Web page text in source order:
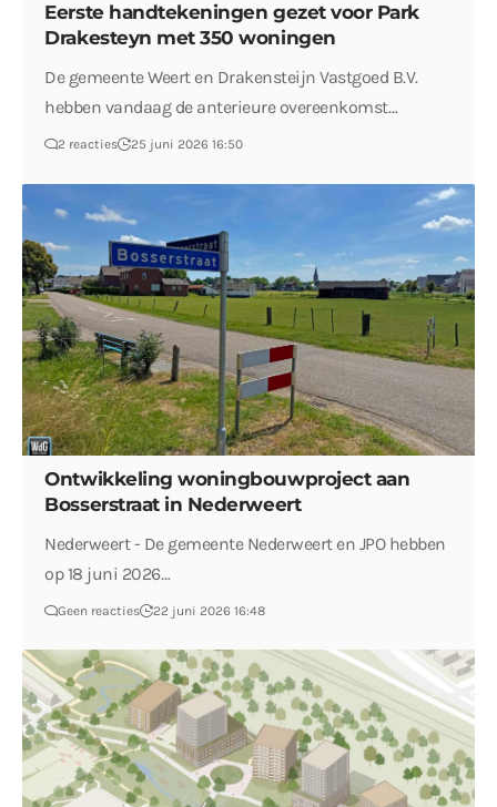
Eerste handtekeningen gezet voor Park
Drakesteyn met 350 woningen
De gemeente Weert en Drakensteijn Vastgoed B.V.
hebben vandaag de anterieure overeenkomst…
2 reacties 25 juni 2026 16:50
Ontwikkeling woningbouwproject aan
Bosserstraat in Nederweert
Nederweert - De gemeente Nederweert en JPO hebben
op 18 juni 2026…
Geen reacties 22 juni 2026 16:48